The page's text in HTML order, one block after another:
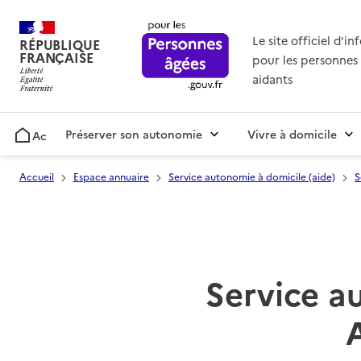
RÉPUBLIQUE
FRANÇAISE
Le site officiel
pour les personnes
aidants
AccueilPréserver son autonomie Vivre à domicile
Accueil Espace annuaire Service autonomie à domicile (aide)
Service